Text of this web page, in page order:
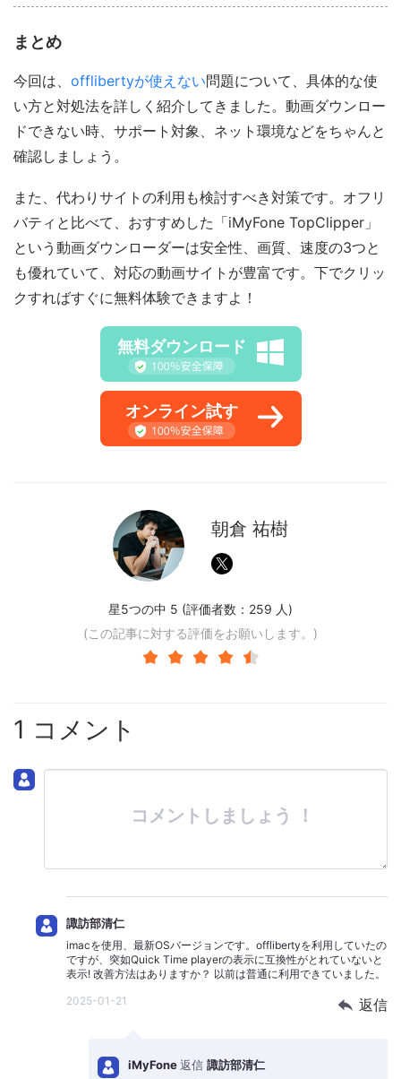
まとめ
今回は、 offlibertyが使えない問題について、具体的な使
い方と対処法を詳しく紹介してきました。動画ダウンロー
ドできない時、サポート対象、ネット環境などをちゃんと
確認しましょう。
また、代わりサイトの利用も検討すべき対策です。オフリ
バティと比べて、おすすめした「iMyFone TopClipper」
という動画ダウンローダーは安全性、画質、速度の3つと
も優れていて、対応の動画サイトが豊富です。下でクリッ
クすればすぐに無料体験できますよ！
無料ダウンロード
オンライン試す
朝倉 祐樹
星5つの中 5 (評価者数： 259 人)
(この記事に対する評価をお願いします。)
1 コメント
コメントしましょう ！
諏訪部清仁
imacを使用、最新OSバージョンです。offlibertyを利用していたの
ですが、突如Quick Time playerの表示に互換性がとれていないと
表示! 改善方法はありますか？ 以前は普通に利用できていました。
2025-01-21
返信
iMyFone返信 諏訪部清仁